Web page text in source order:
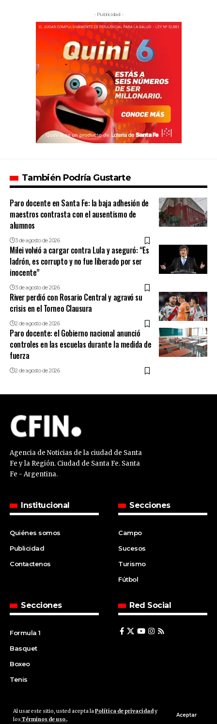
Al usar este sitio, usted acepta laPolítica de privacidady
los Términos de uso..
Aceptar
- Publicidad -
También Podría Gustarte
Paro docente en Santa Fe: la baja adhesión de
maestros contrasta con el ausentismo de
alumnos
3 de agosto de 2026
Milei volvió a cargar contra Lula y aseguró: “Es
ladrón, es corrupto y no fue liberado por ser
inocente”
3 de agosto de 2026
River perdió con Rosario Central y agravó su
crisis en el Torneo Clausura
2 de agosto de 2026
Paro docente: el Gobierno nacional anunció
controles en las escuelas durante la medida de
fuerza
2 de agosto de 2026
Agencia de Noticias de la ciudad de Santa
Fe y la Región. Ciudad de Santa Fe. Santa
Fe - Argentina.
Institucional
Quiénes somos
Publicidad
Contactenos
Secciones
Campo
Sucesos
Turismo
Fútbol
Secciones
Formula 1
Basquet
Boxeo
Tenis
Red Social
© 2008 | Agencia Cfin.com.ar - Santa Fe - Argentina | All rights